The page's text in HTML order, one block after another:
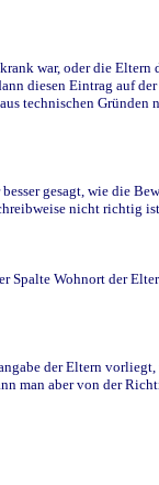
war, oder die
diesen Eintrag auf
technischen
gesagt, wie die
nicht richtig
Wohnort der
der Eltern
man aber von der